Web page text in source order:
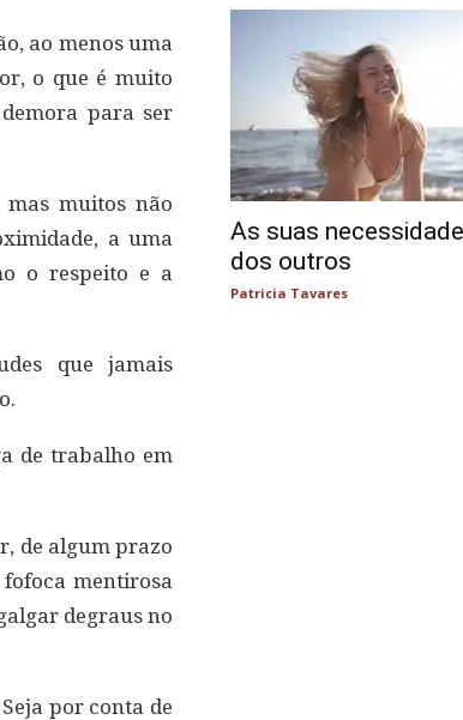
ao menos uma
o que é muito
para ser
mas muitos não
a uma
o respeito e a
que jamais
de trabalho em
de algum prazo
mentirosa
degraus no
por conta de
As suas
dos outros
Patricia Tavares